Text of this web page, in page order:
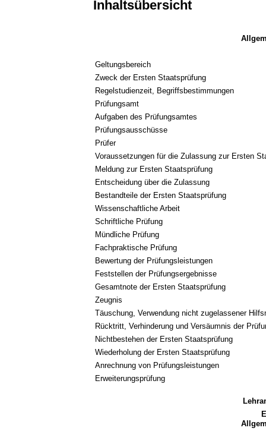
Inhaltsübersicht
Geltungsbereich
Zweck der Ersten Staatsprüfung
Regelstudienzeit, Begriffsbestimmungen
Prüfungsamt
Aufgaben des Prüfungsamtes
Prüfungsausschüsse
Prüfer
Voraussetzungen für die Zulassung zur Ersten
Meldung zur Ersten Staatsprüfung
Entscheidung über die Zulassung
Bestandteile der Ersten Staatsprüfung
Wissenschaftliche Arbeit
Schriftliche Prüfung
Mündliche Prüfung
Fachpraktische Prüfung
Bewertung der Prüfungsleistungen
Feststellen der Prüfungsergebnisse
Gesamtnote der Ersten Staatsprüfung
Zeugnis
Täuschung, Verwendung nicht zugelassener
Rücktritt, Verhinderung und Versäumnis der
Nichtbestehen der Ersten Staatsprüfung
Wiederholung der Ersten Staatsprüfung
Anrechnung von Prüfungsleistungen
Erweiterungsprüfung